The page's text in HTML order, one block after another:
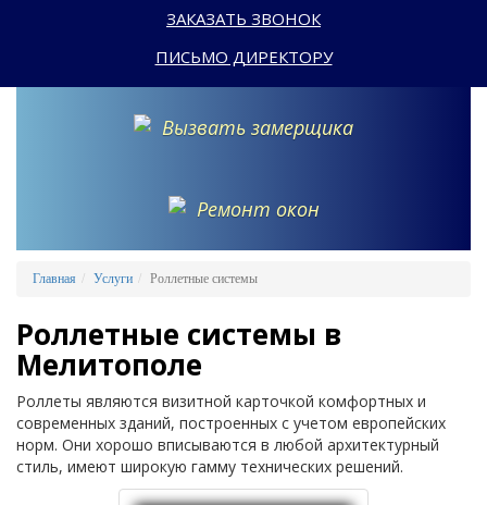
ЗАКАЗАТЬ ЗВОНОК
ПИСЬМО ДИРЕКТОРУ
Вызвать замерщика
Ремонт окон
Главная Услуги Роллетные системы
Роллетные системы в
Мелитополе
Роллеты являются визитной карточкой комфортных и
современных зданий, построенных с учетом европейских
норм. Они хорошо вписываются в любой архитектурный
стиль, имеют широкую гамму технических решений.